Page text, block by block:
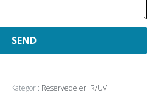
Kategori: Reservedeler IR/UV